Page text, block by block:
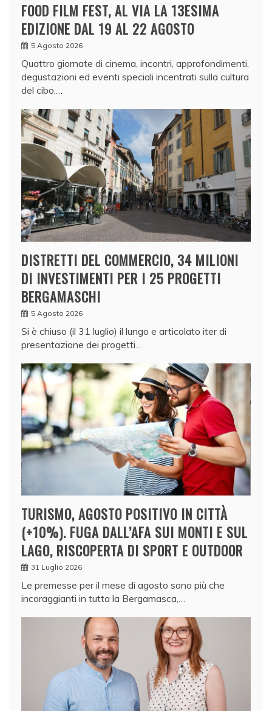
FOOD FILM FEST, AL VIA LA 13ESIMA
EDIZIONE DAL 19 AL 22 AGOSTO
5 Agosto 2026
Quattro giornate di cinema, incontri, approfondimenti,
degustazioni ed eventi speciali incentrati sulla cultura
del cibo.…
DISTRETTI DEL COMMERCIO, 34 MILIONI
DI INVESTIMENTI PER I 25 PROGETTI
BERGAMASCHI
5 Agosto 2026
Si è chiuso (il 31 luglio) il lungo e articolato iter di
presentazione dei progetti…
TURISMO, AGOSTO POSITIVO IN CITTÀ
(+10%). FUGA DALL’AFA SUI MONTI E SUL
LAGO, RISCOPERTA DI SPORT E OUTDOOR
31 Luglio 2026
Le premesse per il mese di agosto sono più che
incoraggianti in tutta la Bergamasca,…